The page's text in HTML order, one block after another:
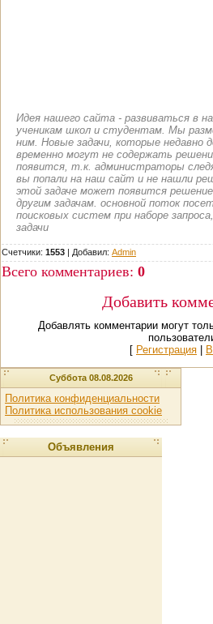
Идея нашего сайта - развиваться в
ученикам школ и студентам. Мы
ним. Новые задачи, которые недавно
временно могут не содержать
появится, т.к. администраторы
вы попали на наш сайт и не нашли
этой задаче может появится
другим задачам. основной поток
поисковых систем при наборе
задачи
Счетчики: 1553 | Добавил: Admin
Всего комментариев: 0
Добавить
Добавлять комментарии могут
[ Регистрация
Суббота 08.08.2026
Политика конфиденциальности
Политика использования cookie
Объявления